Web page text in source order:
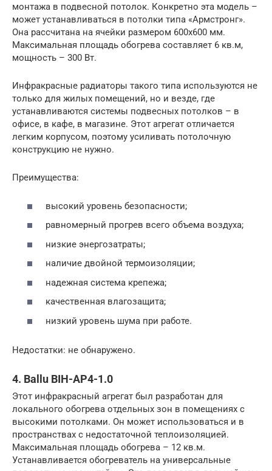
монтажа в подвесной потолок. Конкретно эта модель –
может устанавливаться в потолки типа «Армстронг».
Она рассчитана на ячейки размером 600х600 мм.
Максимальная площадь обогрева составляет 6 кв.м,
мощность – 300 Вт.
Инфракрасные радиаторы такого типа используются не
только для жилых помещений, но и везде, где
устанавливаются системы подвесных потолков – в
офисе, в кафе, в магазине. Этот агрегат отличается
легким корпусом, поэтому усиливать потолочную
конструкцию не нужно.
Преимущества:
высокий уровень безопасности;
равномерный прогрев всего объема воздуха;
низкие энергозатраты;
наличие двойной термоизоляции;
надежная система крепежа;
качественная влагозащита;
низкий уровень шума при работе.
Недостатки: не обнаружено.
4. Ballu BIH-AP4-1.0
Этот инфракрасный агрегат был разработан для
локального обогрева отдельных зон в помещениях с
высокими потолками. Он может использоваться и в
пространствах с недостаточной теплоизоляцией.
Максимальная площадь обогрева – 12 кв.м.
Устанавливается обогреватель на универсальные